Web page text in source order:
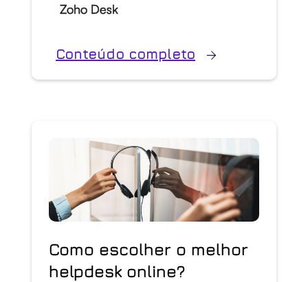
Zoho Desk
Conteúdo completo
Como escolher o melhor
helpdesk online?